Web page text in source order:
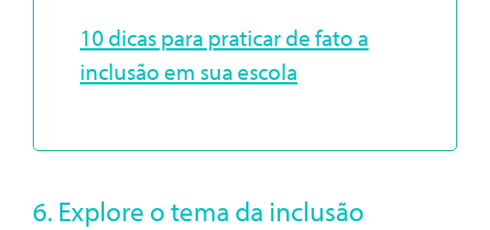
10 dicas para praticar de fato a
inclusão em sua escola
6. Explore o tema da inclusão